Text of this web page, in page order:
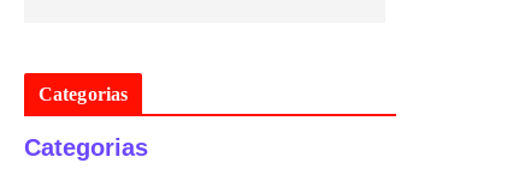
Categorias
Categorias